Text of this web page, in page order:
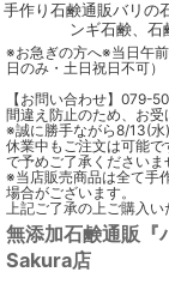
手作り石鹸通販バリの
ンギ石鹸、石
※お急ぎの方へ※当日午
日のみ・土日祝日不可）
【お問い合わせ】079-
間違え防止のため、お受
※誠に勝手ながら8/13(水
休業中もご注文は可能
で予めご了承くださいま
※当店販売商品は全て手
場合がございます。
上記ご了承の上ご購入い
無添加石鹸通販『
Sakura店